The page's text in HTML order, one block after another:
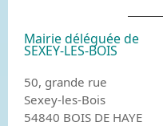
Mairie déléguée de
SEXEY-LES-BOIS
50, grande rue
Sexey-les-Bois
54840 BOIS DE HAYE